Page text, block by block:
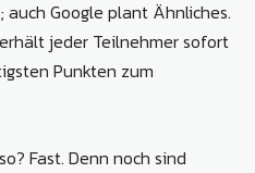
Google plant Ähnliches.
jeder Teilnehmer sofort
Punkten zum
Fast. Denn noch sind